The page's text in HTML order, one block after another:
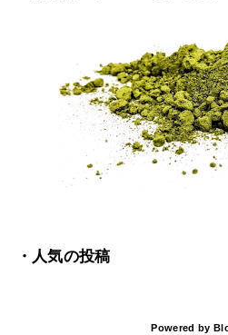
・人気の投稿
Powered by